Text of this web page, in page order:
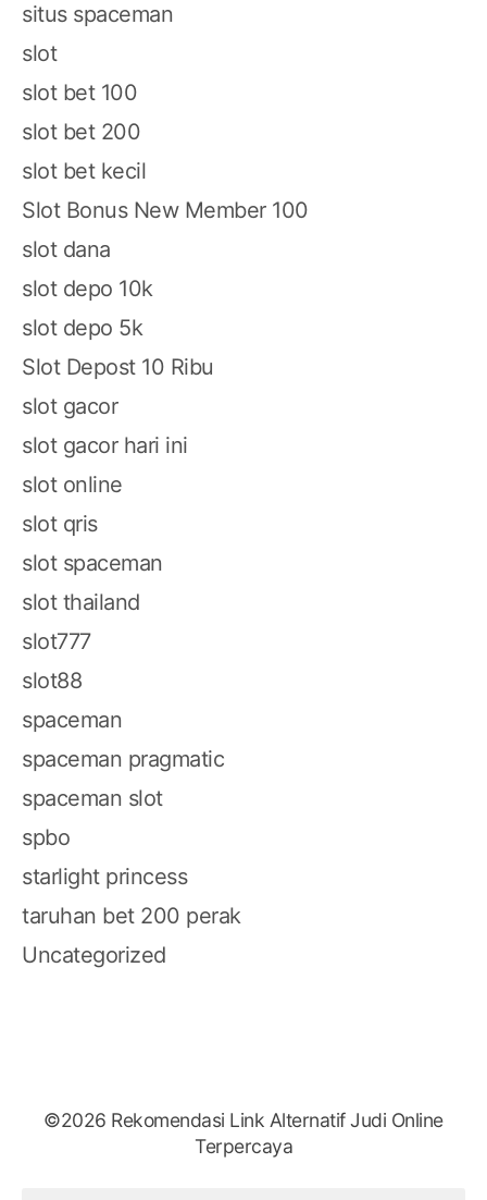
situs spaceman
slot
slot bet 100
slot bet 200
slot bet kecil
Slot Bonus New Member 100
slot dana
slot depo 10k
slot depo 5k
Slot Depost 10 Ribu
slot gacor
slot gacor hari ini
slot online
slot qris
slot spaceman
slot thailand
slot777
slot88
spaceman
spaceman pragmatic
spaceman slot
spbo
starlight princess
taruhan bet 200 perak
Uncategorized
©2026 Rekomendasi Link Alternatif Judi Online
Terpercaya